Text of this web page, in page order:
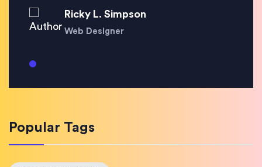
Ricky L. Simpson
Web Designer
Popular Tags